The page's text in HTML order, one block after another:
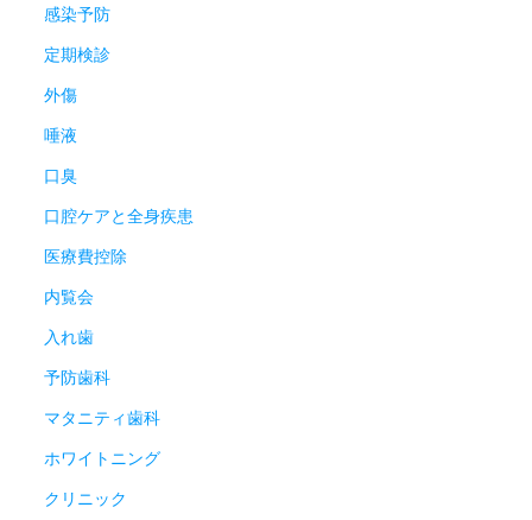
感染予防
定期検診
外傷
唾液
口臭
口腔ケアと全身疾患
医療費控除
内覧会
入れ歯
予防歯科
マタニティ歯科
ホワイトニング
クリニック